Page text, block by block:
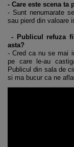
- Care este scena
- Sunt nenumarate
sau pierd din valoare
- Publicul refuza
asta?
- Cred ca nu se mai
pe care le-au
Publicul din sala de
si ma bucur ca ne